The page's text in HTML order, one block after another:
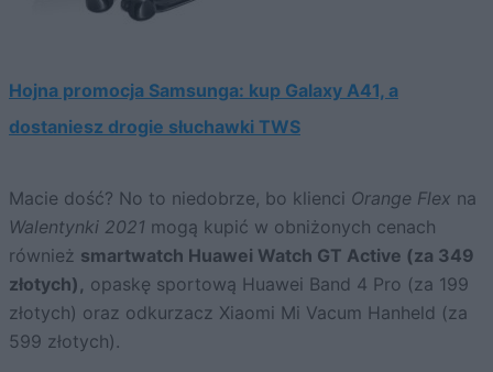
Hojna promocja Samsunga: kup Galaxy A41, a
dostaniesz drogie słuchawki TWS
Macie dość? No to niedobrze, bo klienci Orange Flex na
Walentynki 2021 mogą kupić w obniżonych cenach
również smartwatch Huawei Watch GT Active (za 349
złotych), opaskę sportową Huawei Band 4 Pro (za 199
złotych) oraz odkurzacz Xiaomi Mi Vacum Hanheld (za
599 złotych).